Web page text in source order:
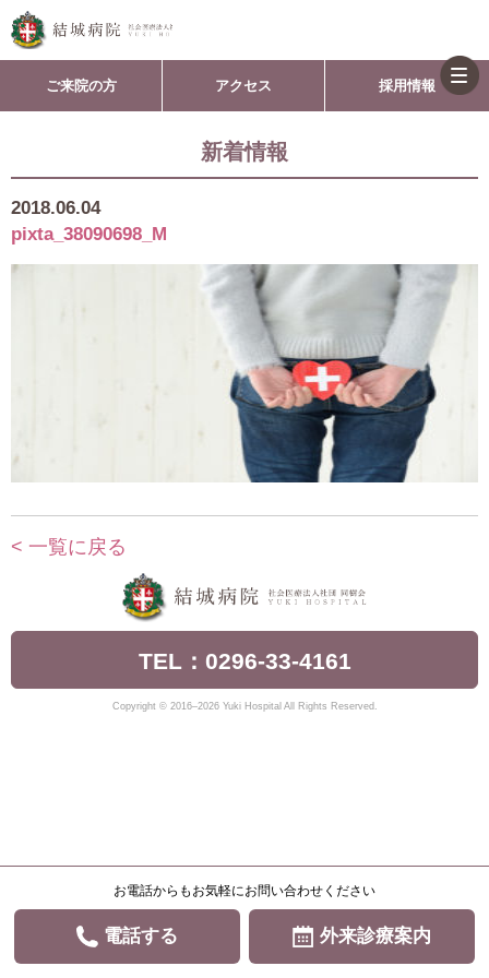
ご来院の方 アクセス 採用情報
新着情報
2018.06.04
pixta_38090698_M
< 一覧に戻る
TEL：0296-33-4161
Copyright © 2016–2026 Yuki Hospital All Rights Reserved.
お電話からもお気軽にお問い合わせください
電話する 外来診療案内